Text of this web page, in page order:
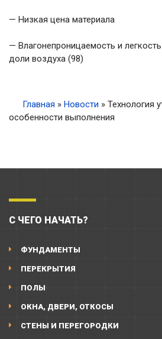
— Низкая цена материала
— Влагонепроницаемость и
доли воздуха (98)
Главная » Новости » Технология
особенности выполнения
С ЧЕГО НАЧАТЬ?
ФУНДАМЕНТЫ
ПЕРЕКРЫТИЯ
ПОЛЫ
ОКНА, ДВЕРИ, ОТКОСЫ
СТЕНЫ И ПЕРЕГОРОДКИ